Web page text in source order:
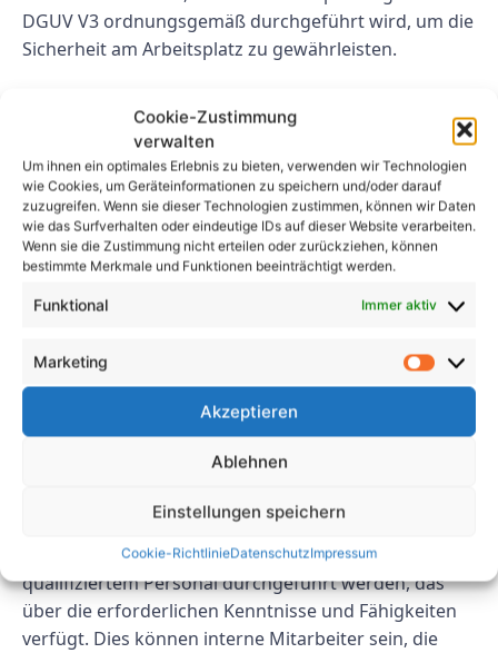
Cookie-Zustimmung
verwalten
Um ihnen ein optimales Erlebnis zu bieten, verwenden wir Technologien
wie Cookies, um Geräteinformationen zu speichern und/oder darauf
zuzugreifen. Wenn sie dieser Technologien zustimmen, können wir Daten
wie das Surfverhalten oder eindeutige IDs auf dieser Website verarbeiten.
Wenn sie die Zustimmung nicht erteilen oder zurückziehen, können
bestimmte Merkmale und Funktionen beeinträchtigt werden.
Funktional Immer aktiv
Marketing
Akzeptieren
Ablehnen
Einstellungen speichern
Cookie-RichtlinieDatenschutzImpressum
DGUV V3 ordnungsgemäß durchgeführt wird, um die
Sicherheit am Arbeitsplatz zu gewährleisten.
1. Wie oft muss die
Geräteprüfung nach DGUV V3
durchgeführt werden?
Die Geräteprüfung nach DGUV V3 muss in
regelmäßigen Abständen durchgeführt werden, um
gewährleisten. Die genauen Prüffristen können je
nach Art der Geräte und deren Nutzung variieren,
sollten aber in einem Prüfplan festgelegt werden.
2. Wer darf die Geräteprüfung
nach DGUV V3 durchführen?
Die Geräteprüfung nach DGUV V3 darf nur von
qualifiziertem Personal durchgeführt werden, das
über die erforderlichen Kenntnisse und Fähigkeiten
verfügt. Dies können interne Mitarbeiter sein, die